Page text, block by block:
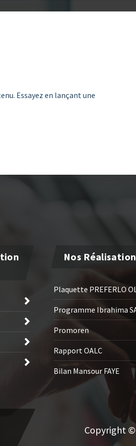
Essayez en lançant une
Nos
Plaquette PREFERLO
Programme Ibrahima
Promoren
Rapport OALC
Bilan Mansour FAYE
Copyright